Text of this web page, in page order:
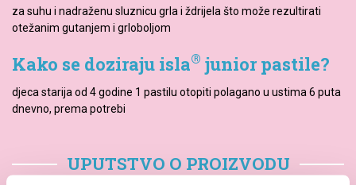
za suhu i nadraženu sluznicu grla i ždrijela što može rezultirati
otežanim gutanjem i grloboljom
Kako se doziraju isla® junior pastile?
djeca starija od 4 godine 1 pastilu otopiti polagano u ustima 6 puta
dnevno, prema potrebi
UPUTSTVO O PROIZVODU